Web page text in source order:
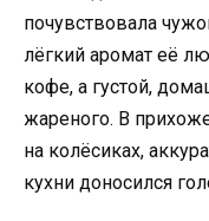
почувствовала
лёгкий аромат её
кофе, а густой,
жареного. В
на колёсиках,
кухни доносился